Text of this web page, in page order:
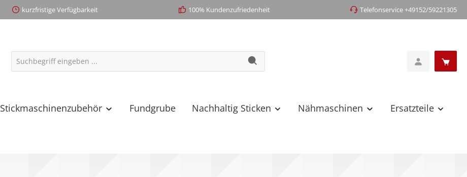
kurzfristige Verfügbarkeit 100% Kundenzufriedenheit Telefonservice +49152/59221305
Stickmaschinenzubehör Fundgrube Nachhaltig Sticken Nähmaschinen Ersatzteile